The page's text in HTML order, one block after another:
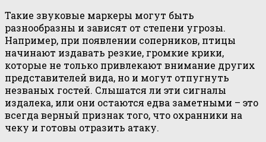
Такие звуковые маркеры могут быть
разнообразны и зависят от степени угрозы.
Например, при появлении соперников, птицы
начинают издавать резкие, громкие крики,
которые не только привлекают внимание других
представителей вида, но и могут отпугнуть
незваных гостей. Слышатся ли эти сигналы
издалека, или они остаются едва заметными – это
всегда верный признак того, что охранники на
чеку и готовы отразить атаку.